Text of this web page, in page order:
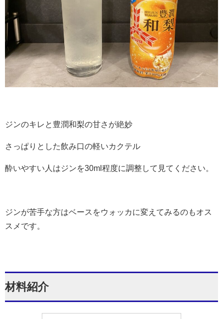
ジンのキレと豊潤和梨の甘さが絶妙
さっぱりとした飲み口の軽いカクテル
酔いやすい人はジンを30ml程度に調整して見てください。
ジンが苦手な方はベースをウォッカに変えてみるのもオス
スメです。
材料紹介